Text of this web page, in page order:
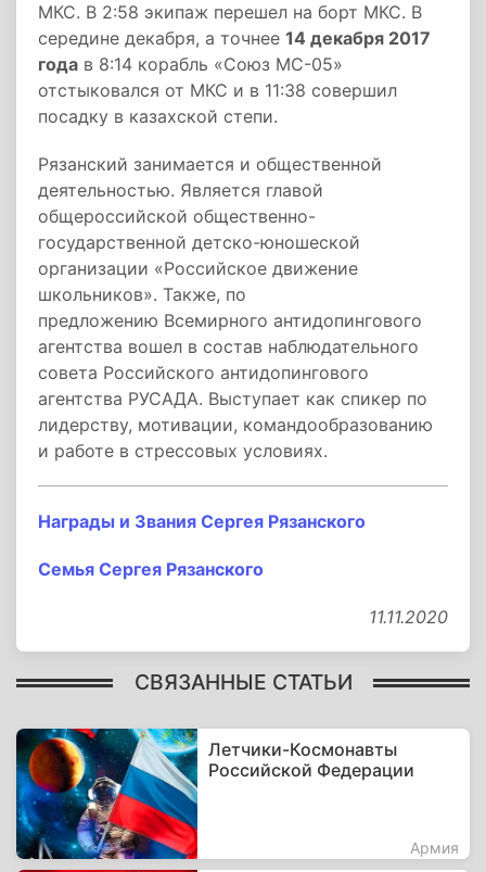
МКС. В 2:58 экипаж перешел на борт МКС. В
середине декабря, а точнее 14 декабря 2017
года в 8:14 корабль «Союз МС-05»
отстыковался от МКС и в 11:38 совершил
посадку в казахской степи.
Рязанский занимается и общественной
деятельностью. Является главой
общероссийской общественно-
государственной детско-юношеской
организации «Российское движение
школьников». Также, по
предложению Всемирного антидопингового
агентства вошел в состав наблюдательного
совета Российского антидопингового
агентства РУСАДА. Выступает как спикер по
лидерству, мотивации, командообразованию
и работе в стрессовых условиях.
Награды и Звания Сергея Рязанского
Семья Сергея Рязанского
11.11.2020
СВЯЗАННЫЕ СТАТЬИ
Летчики-Космонавты
Российской Федерации
Армия